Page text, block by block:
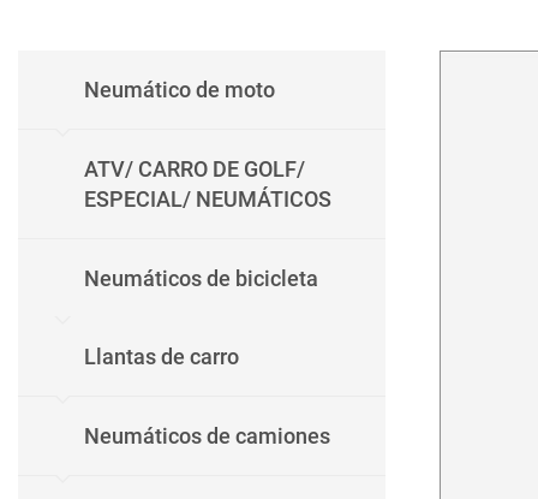
Neumático de moto
ATV/ CARRO DE GOLF/
ESPECIAL/ NEUMÁTICOS
Neumáticos de bicicleta
Llantas de carro
Neumáticos de camiones